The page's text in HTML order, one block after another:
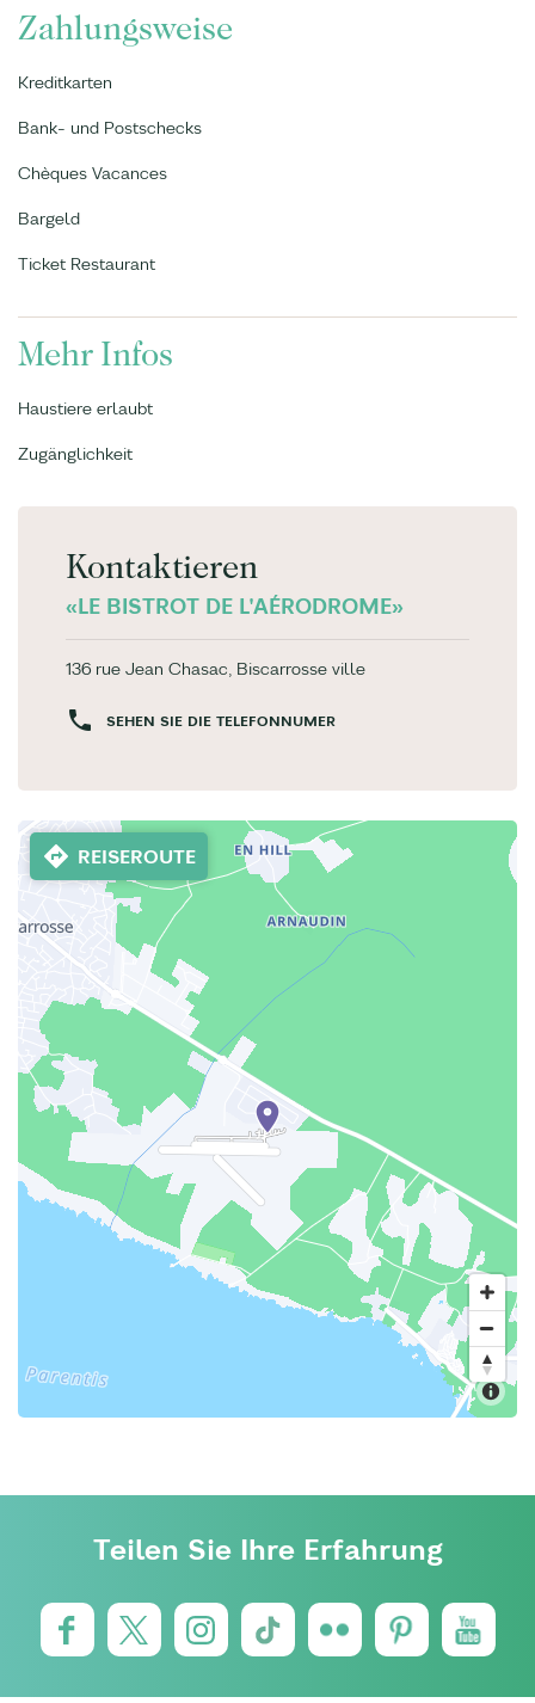
Zahlungsweise
Kreditkarten
Bank- und Postschecks
Chèques Vacances
Bargeld
Ticket Restaurant
Mehr Infos
Haustiere erlaubt
Zugänglichkeit
Kontaktieren
«LE BISTROT DE L'AÉRODROME»
136 rue Jean Chasac, Biscarrosse ville
SEHEN SIE DIE TELEFONNUMER
REISEROUTE
Teilen Sie Ihre Erfahrung